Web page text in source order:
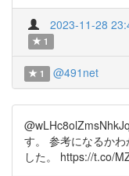
2023-11-28
1
1 @491net
す。 参考になるか
した。 https://t.co/